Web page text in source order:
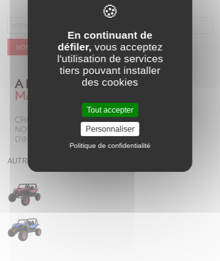
NOTIFIEZ MOI QUAND CE SERA DISPONIBLE
A NE PAS
MANQUER
CRAQUEZ POUR
NOTRE SELECTION
D’INCONTOURNABLES
AUTRES COLORIS
En continuant de
défiler, vous acceptez
l'utilisation de services
tiers pouvant installer
des cookies
Tout accepter
Personnaliser
Politique de confidentialité